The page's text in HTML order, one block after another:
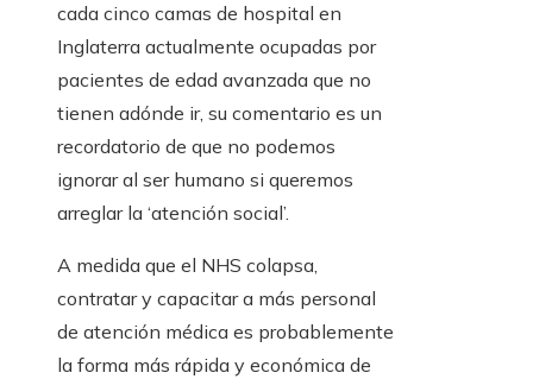
cada cinco camas de hospital en
Inglaterra actualmente ocupadas por
pacientes de edad avanzada que no
tienen adónde ir, su comentario es un
recordatorio de que no podemos
ignorar al ser humano si queremos
arreglar la ‘atención social’.
A medida que el NHS colapsa,
contratar y capacitar a más personal
de atención médica es probablemente
la forma más rápida y económica de